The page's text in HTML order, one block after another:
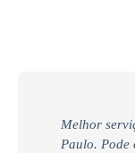
Melhor
Paulo.